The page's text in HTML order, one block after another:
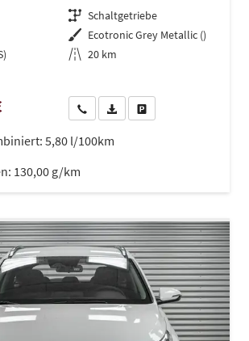
Getriebe Schaltgetriebe
Außenfarbe Ecotronic Grey Metallic ()
Kilometerstand 20 km
Wir rufen Sie anPDF-Datei, Fahrzeugexposé
5,80 l/100km
130,00 g/km